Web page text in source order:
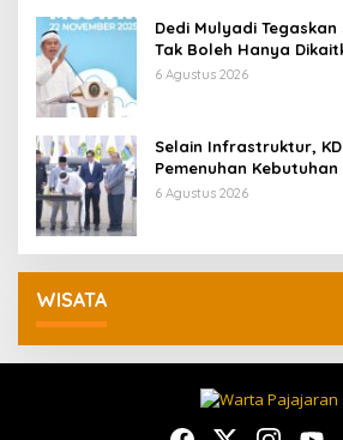
Dedi Mulyadi
Tak Boleh Hanya
Ekonomi
6 Agustus 2026
Selain Infrastruktur,
Pemenuhan
Jadi Fokus APBD Jabar
6 Agustus 2026
WISATA